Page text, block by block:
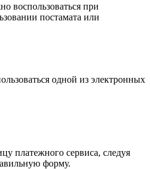
воспользоваться при
постамата или
одной из электронных
платежного сервиса, следуя
форму.